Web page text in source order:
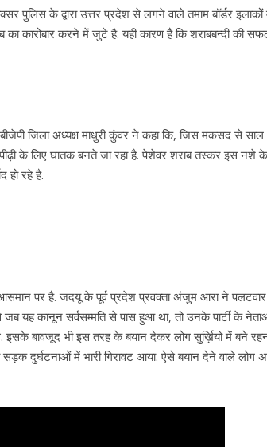
पुलिस के द्वारा उत्तर प्रदेश से लगने वाले तमाम बॉर्डर
कारोबार करने में जुटे है. यही कारण है कि शराबबन्दी की
जिला अध्यक्ष माधुरी कुंवर ने कहा कि, जिस मकसद से
के लिए घातक बनते जा रहा है. पेशेवर शराब तस्कर इस नशे के
हो रहे है.
आसमान पर है. जदयू के पूर्व प्रदेश प्रवक्ता अंजुम आरा ने
यह कानून सर्वसम्मति से पास हुआ था, तो उनके पार्टी के
बावजूद भी इस तरह के बयान देकर लोग सुर्ख़ियो में बने
दुर्घटनाओं में भारी गिरावट आया. ऐसे बयान देने वाले